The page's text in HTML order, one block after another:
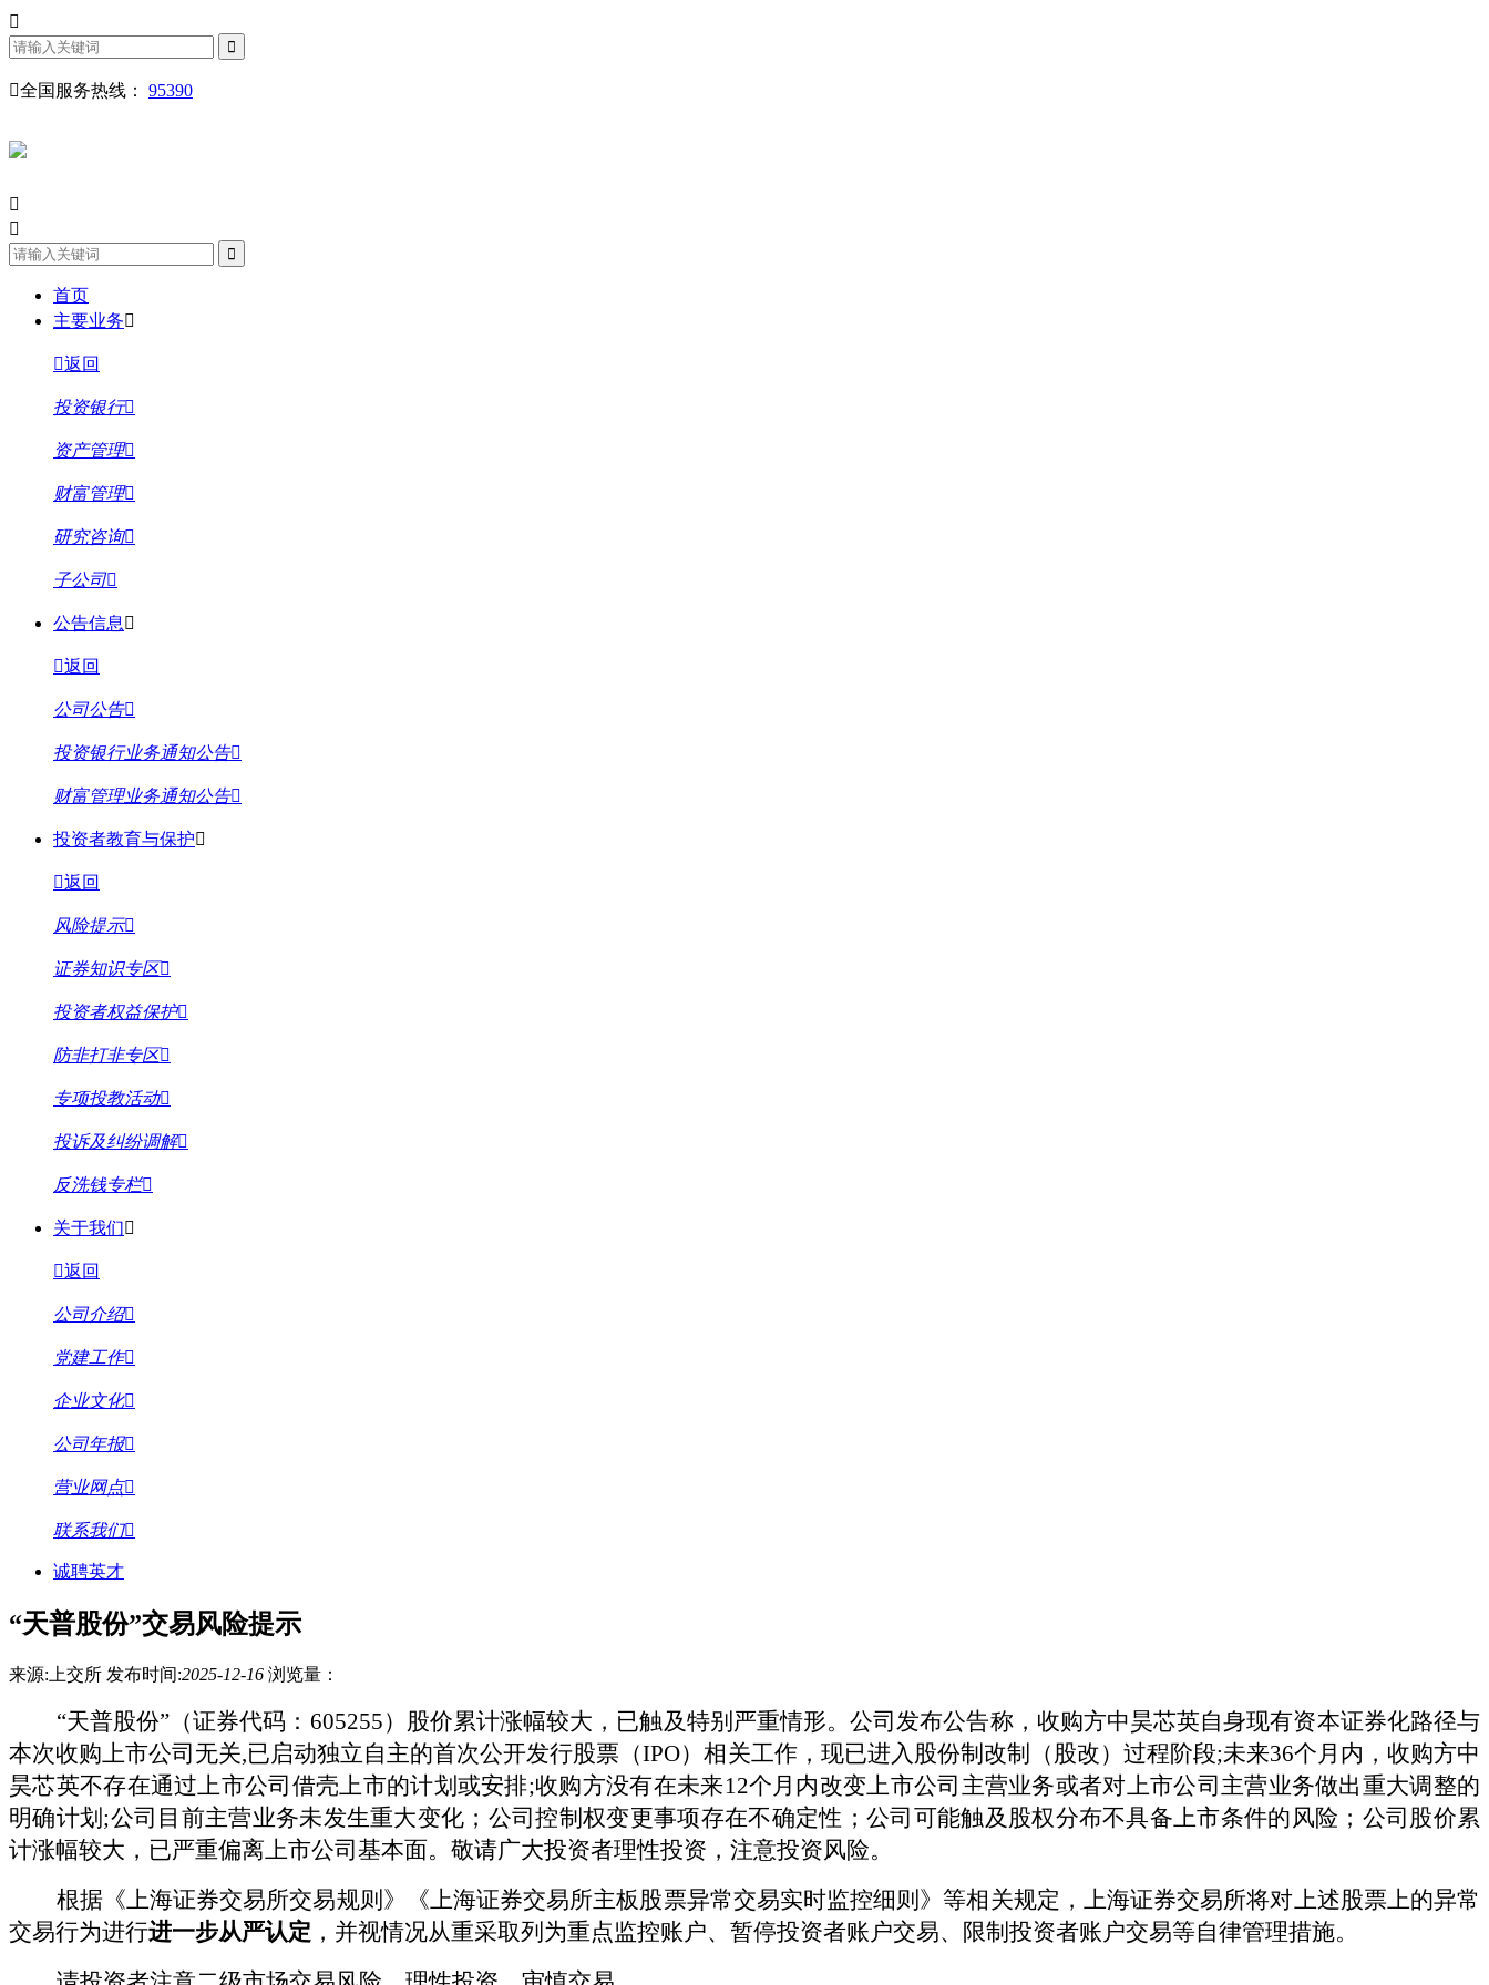
全国服务热线： 95390
首页
主要业务
返回
投资银行
资产管理
财富管理
研究咨询
子公司
公告信息
返回
公司公告
投资银行业务通知公告
财富管理业务通知公告
投资者教育与保护
返回
风险提示
证券知识专区
投资者权益保护
防非打非专区
专项投教活动
投诉及纠纷调解
反洗钱专栏
关于我们
返回
公司介绍
党建工作
企业文化
公司年报
营业网点
联系我们
诚聘英才
“天普股份”交易风险提示
来源:上交所 发布时间:2025-12-16 浏览量：
“天普股份”（证券代码： 605255）股价累计涨幅较大，已触及特别严重情形。公司发布公告称，收购方中昊芯英自身现有资本证券化路径与
本次收购上市公司无关,已启动独立自主的首次公开发行股票（IPO）相关工作，现已进入股份制改制（股改）过程阶段;未来36个月内，收购方中
昊芯英不存在通过上市公司借壳上市的计划或安排;收购方没有在未来12个月内改变上市公司主营业务或者对上市公司主营业务做出重大调整的
明确计划;公司目前主营业务未发生重大变化；公司控制权变更事项存在不确定性；公司可能触及股权分布不具备上市条件的风险；公司股价累
计涨幅较大，已严重偏离上市公司基本面。敬请广大投资者理性投资，注意投资风险。
根据《上海证券交易所交易规则》《上海证券交易所主板股票异常交易实时监控细则》等相关规定，上海证券交易所将对上述股票上的异常
交易行为进行进一步从严认定 ，并视情况从重采取列为重点监控账户、暂停投资者账户交易、限制投资者账户交易等自律管理措施。